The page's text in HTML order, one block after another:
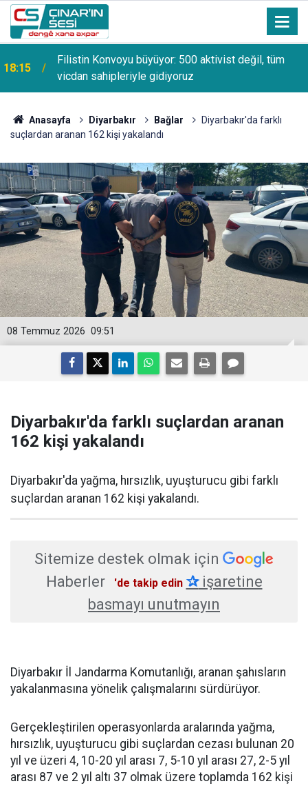
18:15
Filistin Konvoyu büyüyor: 500 aktivist değil, tüm
vicdan sahipleriyle gidiyoruz
Anasayfa Diyarbakır Bağlar
Diyarbakır'da farklı
suçlardan aranan 162 kişi yakalandı
09:51
08 Temmuz 2026
Diyarbakır'da farklı suçlardan aranan
162 kişi yakalandı
Diyarbakır'da yağma, hırsızlık, uyuşturucu gibi farklı
suçlardan aranan 162 kişi yakalandı.
Sitemize destek olmak için
Haberler
'de takip edin ✰işaretine
basmayı unutmayın
Diyarbakır İl Jandarma Komutanlığı, aranan şahısların
yakalanmasına yönelik çalışmalarını sürdürüyor.
Gerçekleştirilen operasyonlarda aralarında yağma,
hırsızlık, uyuşturucu gibi suçlardan cezası bulunan 20
yıl ve üzeri 4, 10-20 yıl arası 7, 5-10 yıl arası 27, 2-5 yıl
arası 87 ve 2 yıl altı 37 olmak üzere toplamda 162 kişi